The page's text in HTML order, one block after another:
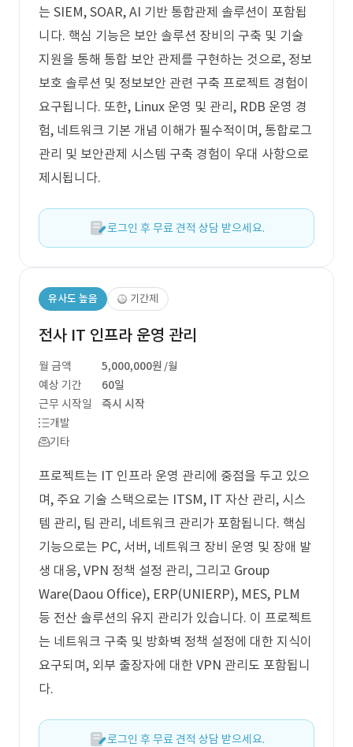
는 SIEM, SOAR, AI 기반 통합관제 솔루션이 포함됩
니다. 핵심 기능은 보안 솔루션 장비의 구축 및 기술
지원을 통해 통합 보안 관제를 구현하는 것으로, 정보
보호 솔루션 및 정보보안 관련 구축 프로젝트 경험이
요구됩니다. 또한, Linux 운영 및 관리, RDB 운영 경
험, 네트워크 기본 개념 이해가 필수적이며, 통합로그
관리 및 보안관제 시스템 구축 경험이 우대 사항으로
제시됩니다.
로그인 후 무료 견적 상담 받으세요.
유사도 높음 기간제
전사 IT 인프라 운영 관리
월 금액 5,000,000원 /월
예상 기간
60일
근무 시작일
즉시 시작
개발
기타
프로젝트는 IT 인프라 운영 관리에 중점을 두고 있으
며, 주요 기술 스택으로는 ITSM, IT 자산 관리, 시스
템 관리, 팀 관리, 네트워크 관리가 포함됩니다. 핵심
기능으로는 PC, 서버, 네트워크 장비 운영 및 장애 발
생 대응, VPN 정책 설정 관리, 그리고 Group
Ware(Daou Office), ERP(UNIERP), MES, PLM
등 전산 솔루션의 유지 관리가 있습니다. 이 프로젝트
는 네트워크 구축 및 방화벽 정책 설정에 대한 지식이
요구되며, 외부 출장자에 대한 VPN 관리도 포함됩니
다.
로그인 후 무료 견적 상담 받으세요.